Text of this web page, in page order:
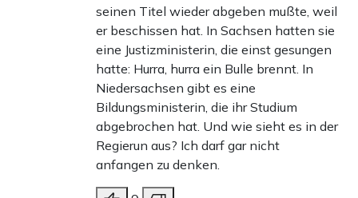
seinen Titel wieder abgeben mußte, weil
er beschissen hat. In Sachsen hatten sie
eine Justizministerin, die einst gesungen
hatte: Hurra, hurra ein Bulle brennt. In
Niedersachsen gibt es eine
Bildungsministerin, die ihr Studium
abgebrochen hat. Und wie sieht es in der
Regierun aus? Ich darf gar nicht
anfangen zu denken.